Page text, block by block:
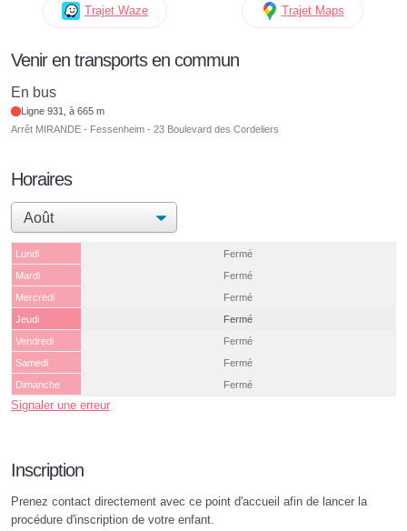
Trajet Waze Trajet Maps
Venir en transports en commun
En bus
Ligne 931, à 665 m
Arrêt MIRANDE - Fessenheim - 23 Boulevard des Cordeliers
Horaires
Lundi
Fermé
Mardi
Fermé
Mercredi
Fermé
Jeudi
Fermé
Vendredi
Fermé
Samedi
Fermé
Dimanche
Fermé
Signaler une erreur
Inscription
Prenez contact directement avec ce point d'accueil afin de lancer la
procédure d'inscription de votre enfant.